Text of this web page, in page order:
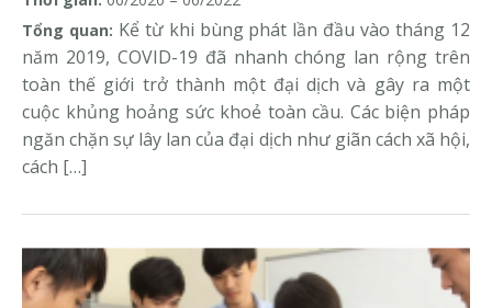
Tổng quan: Kể từ khi bùng phát lần đầu vào tháng 12
năm 2019, COVID-19 đã nhanh chóng lan rộng trên
toàn thế giới trở thành một đại dịch và gây ra một
cuộc khủng hoảng sức khoẻ toàn cầu. Các biện pháp
ngăn chặn sự lây lan của đại dịch như giãn cách xã hội,
cách […]